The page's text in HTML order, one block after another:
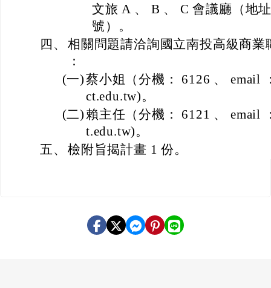
文旅 A 、 B 、 C 會議廳（地
號）。
四、 相關問題請洽詢國立南投高級商業
：
(一)蔡小姐（分機： 6126 、 email
ct.edu.tw)。
(二)賴主任（分機： 6121 、 email
t.edu.tw)。
五、 檢附旨揭計畫 1 份。